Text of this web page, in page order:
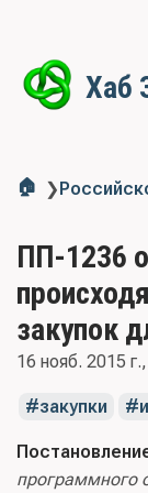
Хаб
🏠 ❯
ПП-1236
закупок
16 нояб. 2015 г.
закупки
программного